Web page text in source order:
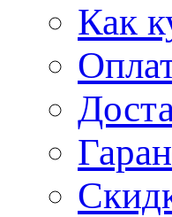
Как